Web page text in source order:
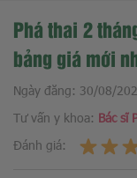
Phá thai 2
bảng giá mới
Ngày đăng: 30/08/
Tư vấn y khoa: Bác sĩ
Đánh giá: